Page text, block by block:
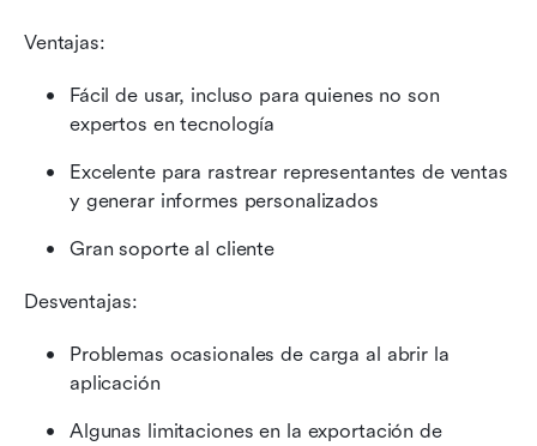
Ventajas:
Fácil de usar, incluso para quienes no son
expertos en tecnología
Excelente para rastrear representantes de ventas
y generar informes personalizados
Gran soporte al cliente
Desventajas:
Problemas ocasionales de carga al abrir la
aplicación
Algunas limitaciones en la exportación de